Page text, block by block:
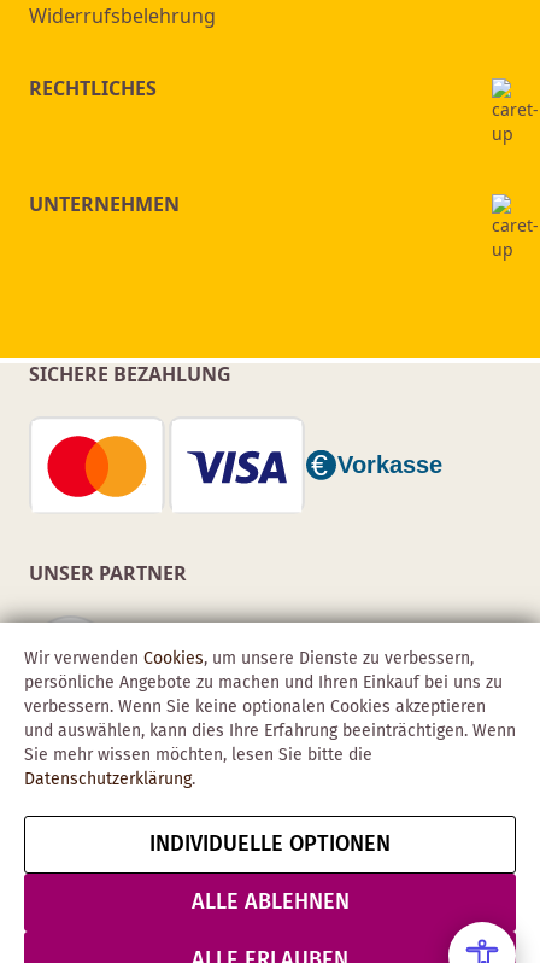
Widerrufsbelehrung
RECHTLICHES
UNTERNEHMEN
SICHERE BEZAHLUNG
UNSER PARTNER
Copyright © 2026 Obadis GmbH
ImpressumAGBDatenschutz
& Sicherheit
Vertrag widerrufen
Wir verwenden Cookies, um unsere Dienste zu verbessern,
persönliche Angebote zu machen und Ihren Einkauf bei uns zu
verbessern. Wenn Sie keine optionalen Cookies akzeptieren
und auswählen, kann dies Ihre Erfahrung beeinträchtigen. Wenn
Sie mehr wissen möchten, lesen Sie bitte die
Datenschutzerklärung.
INDIVIDUELLE OPTIONEN
ALLE ABLEHNEN